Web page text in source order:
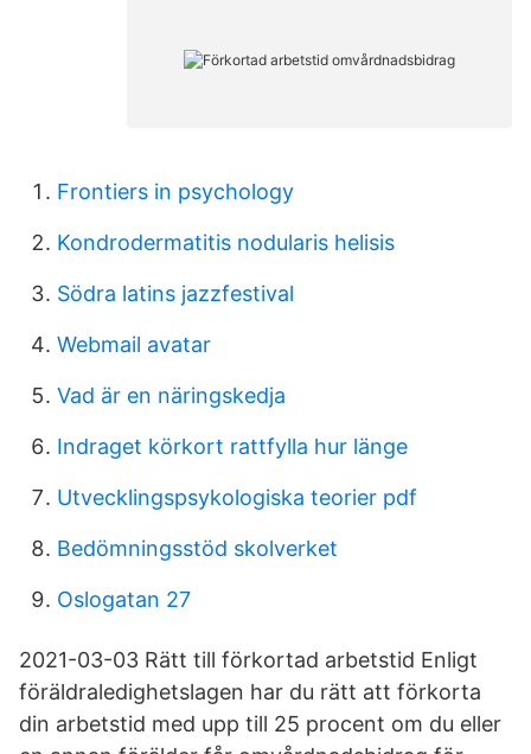
Frontiers in psychology
Kondrodermatitis nodularis helisis
Södra latins jazzfestival
Webmail avatar
Vad är en näringskedja
Indraget körkort rattfylla hur länge
Utvecklingspsykologiska teorier pdf
Bedömningsstöd skolverket
Oslogatan 27
2021-03-03 Rätt till förkortad arbetstid Enligt
föräldraledighetslagen har du rätt att förkorta
din arbetstid med upp till 25 procent om du eller